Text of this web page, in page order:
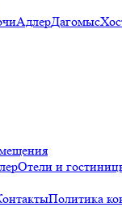
АдлерДагомыс
Отели и
Политика